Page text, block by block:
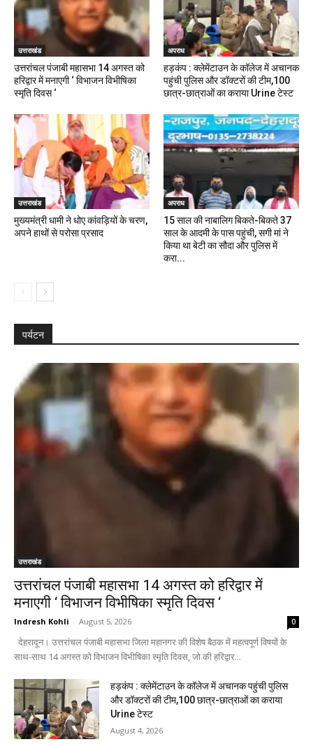
उत्तराखंड
उत्तरांचल पंजाबी महासभा 14 अगस्त को
हरिद्वार में मनाएगी ‘ विभाजन विभीषिका
स्मृति दिवस ‘
अपराध
हड़कंप : क्लेमेंटाउन के कॉलेज में अचानक
पहुंची पुलिस और डॉक्टरों की टीम,100
छात्र-छात्राओं का कराया Urine टेस्ट
उत्तराखंड
मुख्यमंत्री धामी ने धोए कांवड़ियों के चरण,
अपने हाथों से परोसा प्रसाद
अपराध
15 साल की नाबालिग बिकते-बिकते 37
साल के आदमी के पास पहुंची, सगी मां ने
किया था बेटी का सौदा और पुलिस में
करा...
पर्यटन
उत्तराखंड
उत्तरांचल पंजाबी महासभा 14 अगस्त को हरिद्वार में
मनाएगी ‘ विभाजन विभीषिका स्मृति दिवस ‘
Indresh Kohli - August 5, 2026 0
देहरादून। उत्तरांचल पंजाबी महासभा जिला महानगर की विशेष बैठक में महत्वपूर्ण विषयों के
साथ-साथ 14 अगस्त को विभाजन विभीषिका स्मृति दिवस, जो की हरिद्वार...
हड़कंप : क्लेमेंटाउन के कॉलेज में अचानक पहुंची पुलिस
और डॉक्टरों की टीम,100 छात्र-छात्राओं का कराया
Urine टेस्ट
August 4, 2026